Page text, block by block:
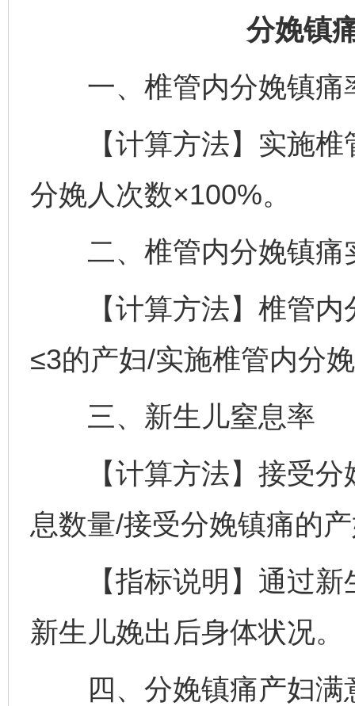
分娩镇
一、椎管内分娩镇痛
【计算方法】实施椎
分娩人次数×100%。
二、椎管内分娩镇痛
【计算方法】椎管内
≤3的产妇/实施椎管内分
三、新生儿窒息率
【计算方法】接受分
息数量/接受分娩镇痛的
【指标说明】通过新
新生儿娩出后身体状况。
四、分娩镇痛产妇满